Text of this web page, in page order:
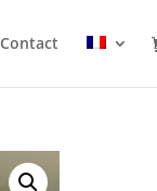
Contact